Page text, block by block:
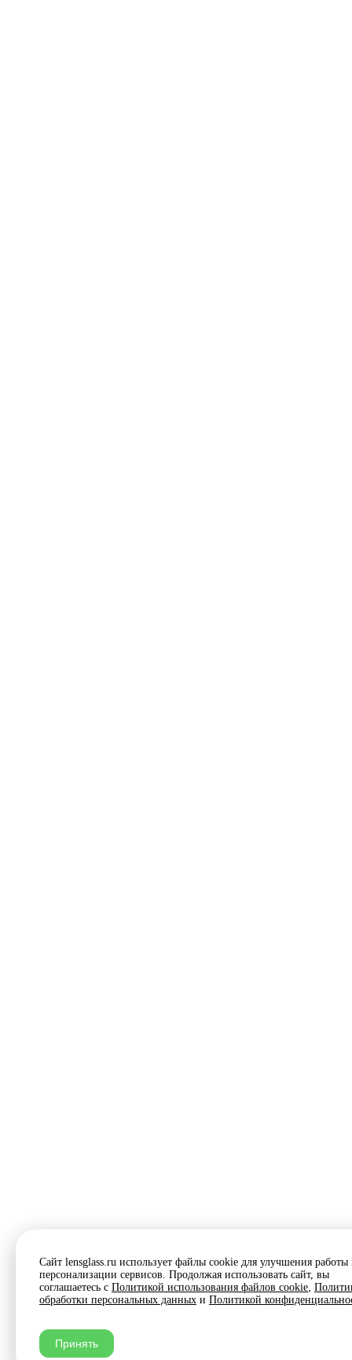
Сайт lensglass.ru использует файлы cookie для улучшения работы
персонализации сервисов. Продолжая использовать сайт, вы
соглашаетесь с Политикой использования файлов cookie,
обработки персональных данных и Политикой
Принять